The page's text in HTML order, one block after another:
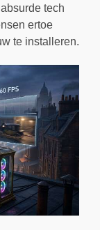
tech
ertoe
te installeren.